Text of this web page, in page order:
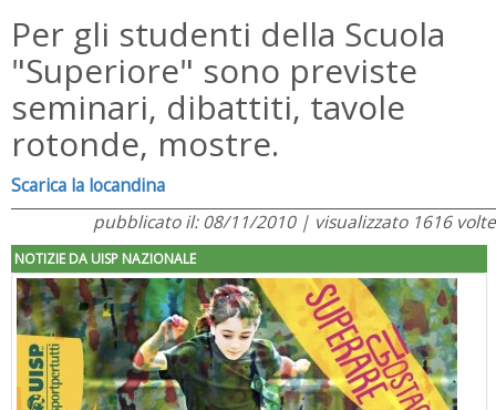
Per gli studenti della Scuola
"Superiore" sono previste
seminari, dibattiti, tavole
rotonde, mostre.
Scarica la locandina
pubblicato il: 08/11/2010 | visualizzato 1616 volte
NOTIZIE DA UISP NAZIONALE